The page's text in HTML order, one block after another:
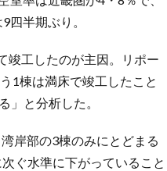
半期ぶり。
竣工したのが主因。リポー
1棟は満床で竣工したこと
」と分析した。
岸部の3棟のみにとどまる
ぐ水準に下がっていること